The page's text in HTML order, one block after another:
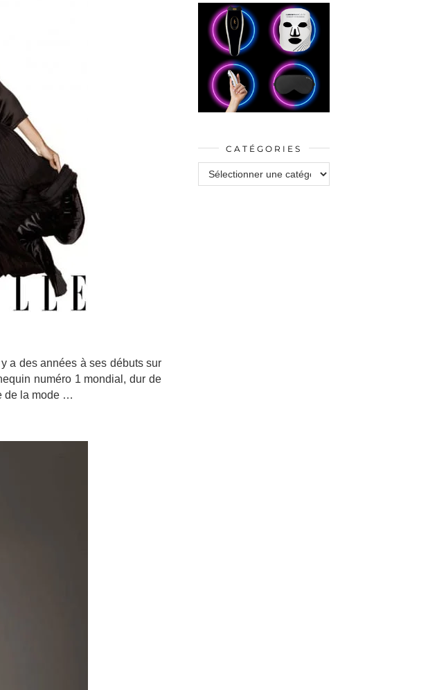
a des années à ses débuts sur
numéro 1 mondial, dur de
de la mode …
CATÉGORIES
Catégories